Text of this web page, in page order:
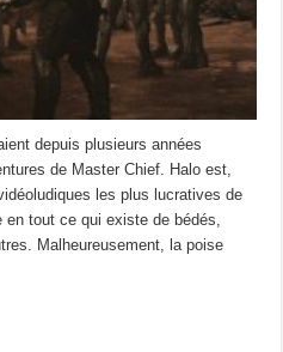
depuis plusieurs années
de Master Chief. Halo est,
les plus lucratives de
en tout ce qui existe de bédés,
Malheureusement, la poise